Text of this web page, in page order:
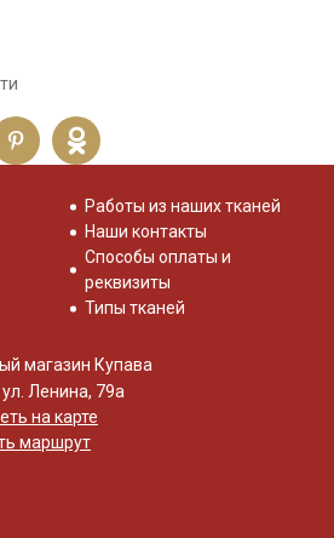
Работы из наших тканей
Наши контакты
Способы оплаты и
реквизиты
Типы тканей
магазин Купава
Ленина, 79а
на карте
маршрут